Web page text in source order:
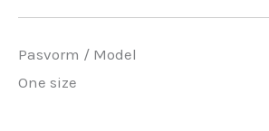
Pasvorm / Model
One size